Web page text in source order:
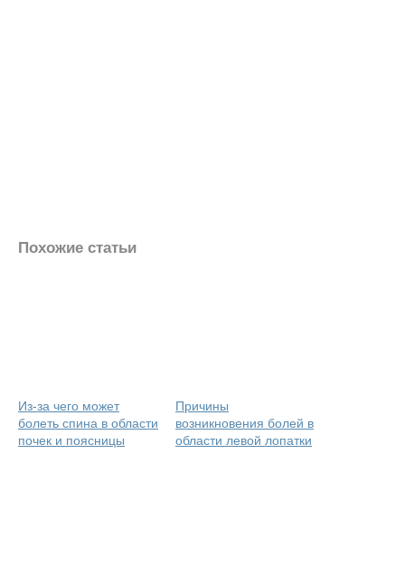
Похожие статьи
Из-за чего может
болеть спина в области
почек и поясницы
Причины
возникновения болей в
области левой лопатки